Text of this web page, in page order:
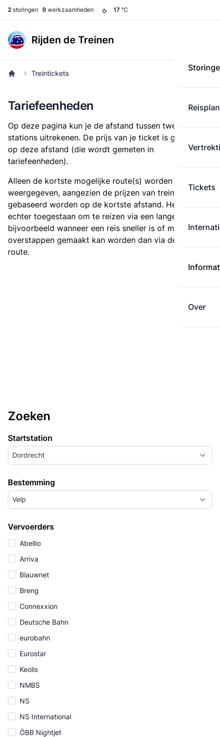
2 storingen 9 werkzaamheden 17 °C
Rijden de Treinen
Tickets
Over
Treintickets
Tariefeenheden
Op deze pagina kun je de afstand tussen twee
stations uitrekenen. De prijs van je ticket is gebaseerd
op deze afstand (die wordt gemeten in
tariefeenheden).
Alleen de kortste mogelijke route(s) worden
weergegeven, aangezien de prijzen van treintickets
gebaseerd worden op de kortste afstand. Het is
echter toegestaan om te reizen via een langere route,
bijvoorbeeld wanneer een reis sneller is of met minder
overstappen gemaakt kan worden dan via de kortste
route.
Zoeken
Startstation
Dordrecht
Bestemming
Velp
Vervoerders
Abellio
Arriva
Blauwnet
Breng
Connexxion
Deutsche Bahn
eurobahn
Eurostar
Keolis
NMBS
NS
NS International
ÖBB Nightjet